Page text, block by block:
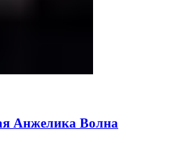
Анжелика Волна